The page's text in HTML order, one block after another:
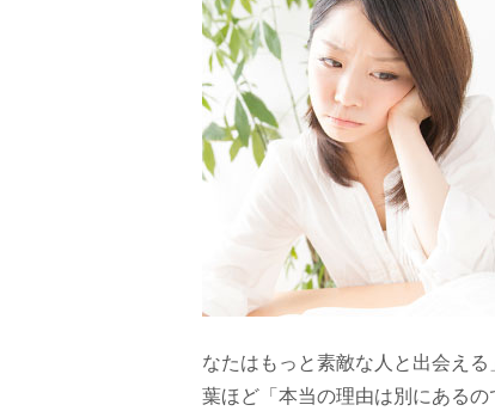
なたはもっと素敵な人と出会え
葉ほど「本当の理由は別にある